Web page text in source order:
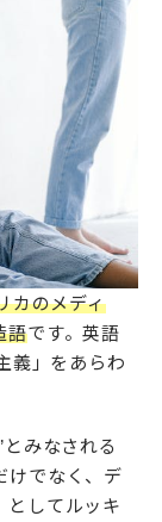
カのメディ
語です。英語
義」をあらわ
みなされる
けでなく、デ
としてルッキ